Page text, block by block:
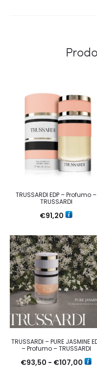
TRUSSARDI EDP – Profumo –
TRUSSARDI
€91,20
TRUSSARDI – PURE JASMINE
– Profumo – TRUSSARDI
€93,50 - €107,00